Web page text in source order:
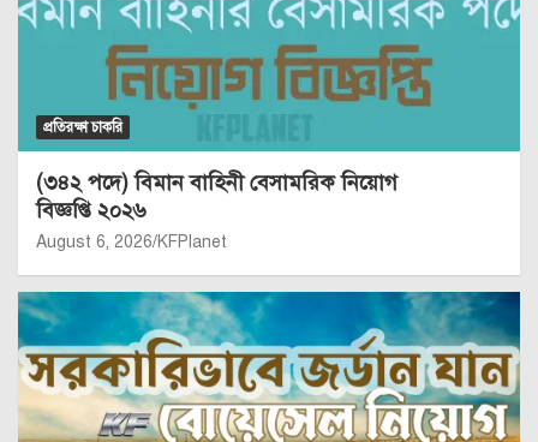
প্রতিরক্ষা চাকরি
(৩৪২ পদে) বিমান বাহিনী বেসামরিক নিয়োগ
বিজ্ঞপ্তি ২০২৬
August 6, 2026 KFPlanet